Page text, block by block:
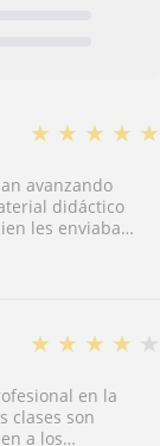
★ ★ ★ ★ ★
didáctico
les enviaba
muy
Claramente le
★ ★ ★ ★ ★
en la
clases son
a los